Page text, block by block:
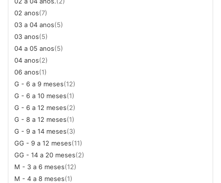
02 anos(7)
03 a 04 anos(5)
03 anos(5)
04 a 05 anos(5)
04 anos(2)
06 anos(1)
G - 6 a 9 meses(12)
G - 6 a 10 meses(1)
G - 6 a 12 meses(2)
G - 8 a 12 meses(1)
G - 9 a 14 meses(3)
GG - 9 a 12 meses(11)
GG - 14 a 20 meses(2)
M - 3 a 6 meses(12)
M - 4 a 8 meses(1)